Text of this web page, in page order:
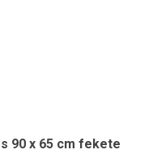
90 x 65 cm fekete